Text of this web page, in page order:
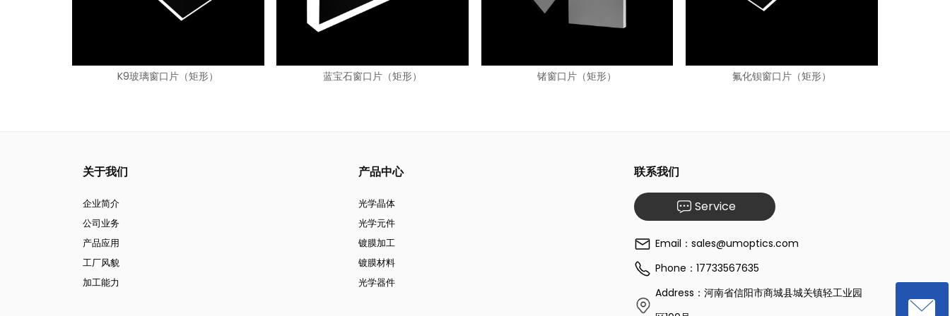
K9玻璃窗口片（矩形） 蓝宝石窗口片（矩形） 锗窗口片（矩形） 氟化钡窗口片（矩形）
关于我们
企业简介
公司业务
产品应用
工厂风貌
加工能力
产品中心
光学晶体
光学元件
镀膜加工
镀膜材料
光学器件
联系我们
Service
Email：sales@umoptics.com
Phone：17733567635
Address：河南省信阳市商城县城关镇轻工业园